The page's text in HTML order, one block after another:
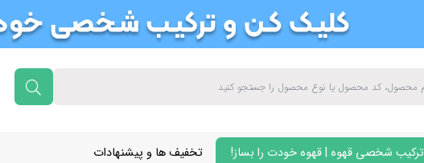
ترکیب شخصی قهوه | قهوه خودت را بساز! تخفیف ها و پیشنهادات